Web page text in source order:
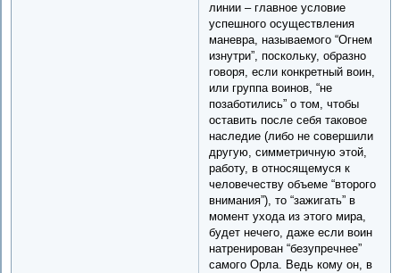
линии – главное условие
успешного осуществления
маневра, называемого “Огнем
изнутри”, поскольку, образно
говоря, если конкретный воин,
или группа воинов, “не
позаботились” о том, чтобы
оставить после себя таковое
наследие (либо не совершили
другую, симметричную этой,
работу, в относящемуся к
человечеству объеме “второго
внимания”), то “зажигать” в
момент ухода из этого мира,
будет нечего, даже если воин
натренирован “безупречнее”
самого Орла. Ведь кому он, в